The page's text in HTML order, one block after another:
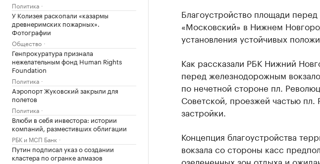
Политика
У Колизея раскопали «казармы
древнеримских пожарных».
Фотографии
Общество
Генпрокуратура признала
нежелательным фонд Human Rights
Foundation
Политика
Аэропорт Жуковский закрыли для
полетов
Политика
Влюби в себя инвестора: истории
компаний, разместивших облигации
РБК и МСП Банк
Путин подписал указ о создании
кластера по огранке алмазов
Благоустройство площади
«Московский» в Нижнем
установления устойчивых
Как рассказали РБК Нижний
перед железнодорожным
по нечетной стороне пл.
Советской, проезжей частью
застройки.
Концепция благоустройства
вокзала со стороны касс
озелененных зон отдыха и